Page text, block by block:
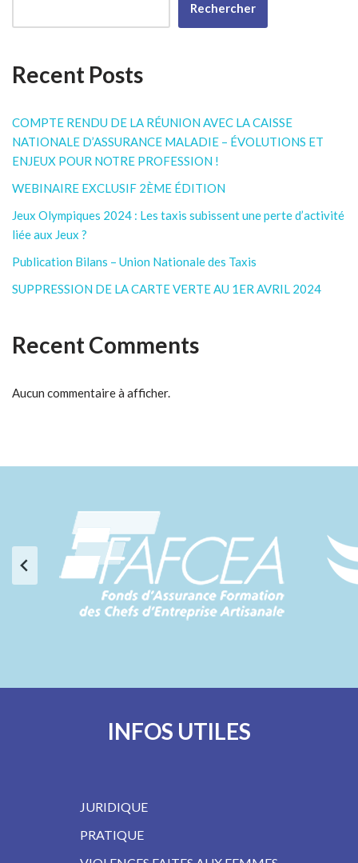
Rechercher
Recent Posts
COMPTE RENDU DE LA RÉUNION AVEC LA CAISSE
NATIONALE D’ASSURANCE MALADIE – ÉVOLUTIONS ET
ENJEUX POUR NOTRE PROFESSION !
WEBINAIRE EXCLUSIF 2ÈME ÉDITION
Jeux Olympiques 2024 : Les taxis subissent une perte d’activité
liée aux Jeux ?
Publication Bilans – Union Nationale des Taxis
SUPPRESSION DE LA CARTE VERTE AU 1ER AVRIL 2024
Recent Comments
Aucun commentaire à afficher.
INFOS UTILES
JURIDIQUE
PRATIQUE